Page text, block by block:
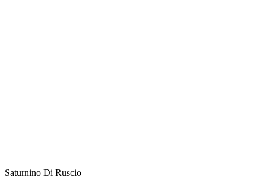
Saturnino Di Ruscio